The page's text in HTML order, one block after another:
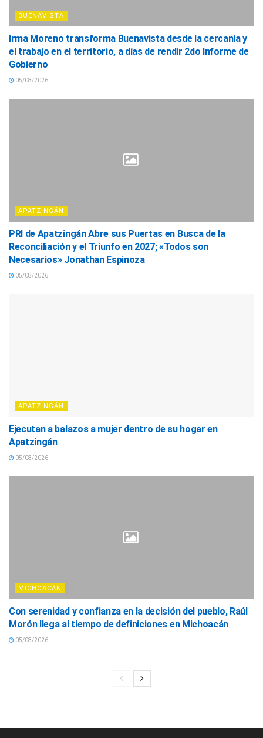
BUENAVISTA
Irma Moreno transforma Buenavista desde la cercanía y
el trabajo en el territorio, a días de rendir 2do Informe de
Gobierno
05/08/2026
APATZINGÁN
PRI de Apatzingán Abre sus Puertas en Busca de la
Reconciliación y el Triunfo en 2027; «Todos son
Necesarios» Jonathan Espinoza
05/08/2026
APATZINGÁN
Ejecutan a balazos a mujer dentro de su hogar en
Apatzingán
05/08/2026
MICHOACÁN
Con serenidad y confianza en la decisión del pueblo, Raúl
Morón llega al tiempo de definiciones en Michoacán
05/08/2026